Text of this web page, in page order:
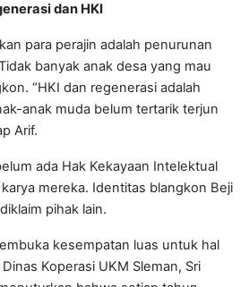
dan HKI
para perajin adalah penurunan
banyak anak desa yang mau
“HKI dan regenerasi adalah
anak muda belum tertarik terjun
Arif.
ada Hak Kekayaan Intelektual
mereka. Identitas blangkon Beji
pihak lain.
kesempatan luas untuk hal
Koperasi UKM Sleman, Sri